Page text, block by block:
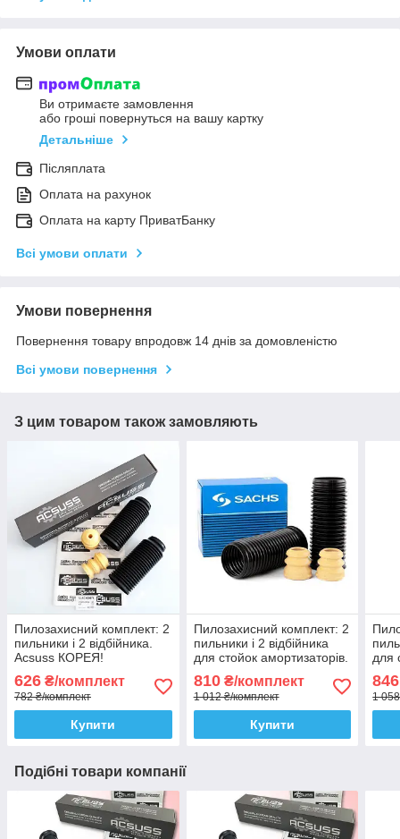
Умови оплати
Ви отримаєте замовлення
або гроші повернуться на вашу картку
Детальніше
Післяплата
Оплата на рахунок
Оплата на карту ПриватБанку
Всі умови оплати
Умови повернення
Повернення товару впродовж 14 днів за домовленістю
Всі умови повернення
З цим товаром також замовляють
Пилозахисний комплект: 2
пильники і 2 відбійника.
Acsuss КОРЕЯ!
626 ₴/комплект
782 ₴/комплект
Купити
Пилозахисний комплект: 2
пильники і 2 відбійника
для стойок амортизаторів.
810₴/комплект
1 012 ₴/комплект
Купити
для
846
1
Подібні товари компанії